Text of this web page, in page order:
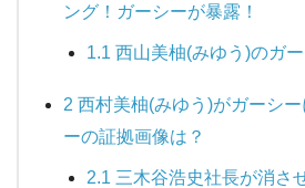
ング！ガーシーが暴露！
1.1 西山美柚(みゆう)のガ
2 西村美柚(みゆう)がガーシ
ーの証拠画像は？
2.1 三木谷浩史社長が消さ